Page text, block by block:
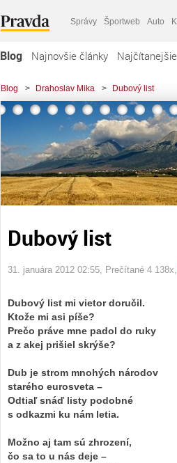
Správy Športweb Auto
Blog Najnovšie články
Blog > Drahoslav Mika > Dubový list
Dubový list
31. januára 2012 02:55 , Prečítané 4 138x,
Dubový list mi vietor doručil.
Ktože mi asi píše?
Prečo práve mne padol do ruky
a z akej prišiel skrýše?
Dub je strom mnohých národov
starého eurosveta –
Odtiaľ snáď listy podobné
s odkazmi ku nám letia.
Možno aj tam sú zhrození,
čo sa to u nás deje –